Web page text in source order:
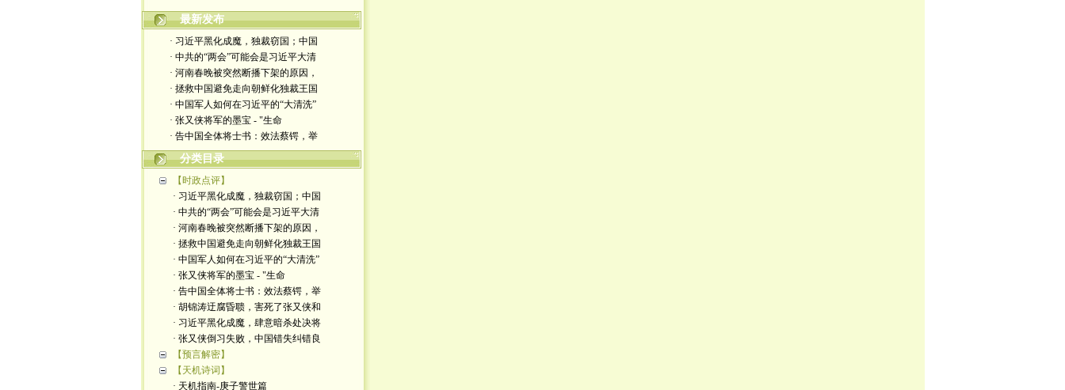
最新发布
· 习近平黑化成魔，独裁窃国；中国
· 中共的“两会”可能会是习近平大清
· 河南春晚被突然断播下架的原因，
· 拯救中国避免走向朝鲜化独裁王国
· 中国军人如何在习近平的“大清洗”
· 张又侠将军的墨宝 - "生命
· 告中国全体将士书：效法蔡锷，举
分类目录
【时政点评】
· 习近平黑化成魔，独裁窃国；中国
· 中共的“两会”可能会是习近平大清
· 河南春晚被突然断播下架的原因，
· 拯救中国避免走向朝鲜化独裁王国
· 中国军人如何在习近平的“大清洗”
· 张又侠将军的墨宝 - "生命
· 告中国全体将士书：效法蔡锷，举
· 胡锦涛迂腐昏聩，害死了张又侠和
· 习近平黑化成魔，肆意暗杀处决将
· 张又侠倒习失败，中国错失纠错良
【预言解密】
【天机诗词】
· 天机指南-庚子警世篇